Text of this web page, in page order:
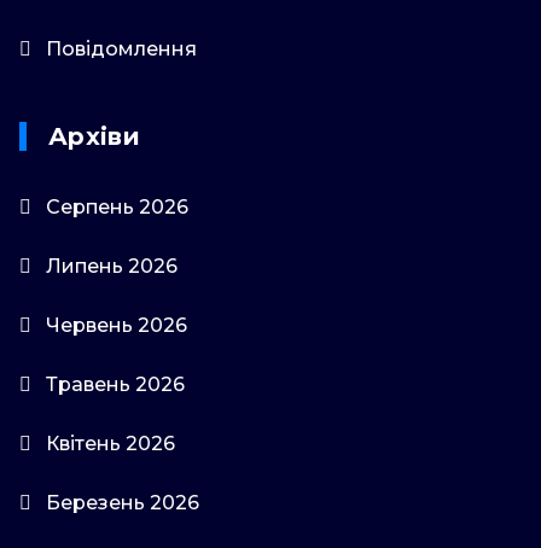
Повідомлення
Архіви
Серпень 2026
Липень 2026
Червень 2026
Травень 2026
Квітень 2026
Березень 2026